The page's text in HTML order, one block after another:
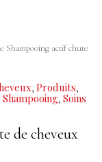
Shampooing actif chute
, Produits,
Shampooing, Soins
de cheveux